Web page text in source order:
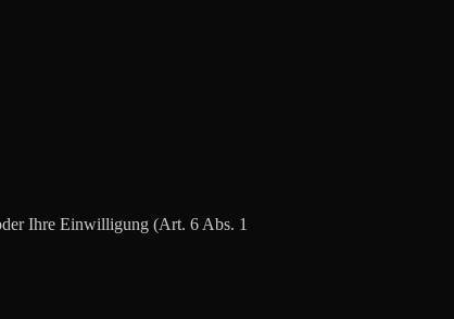
Ihre Einwilligung (Art. 6 Abs. 1